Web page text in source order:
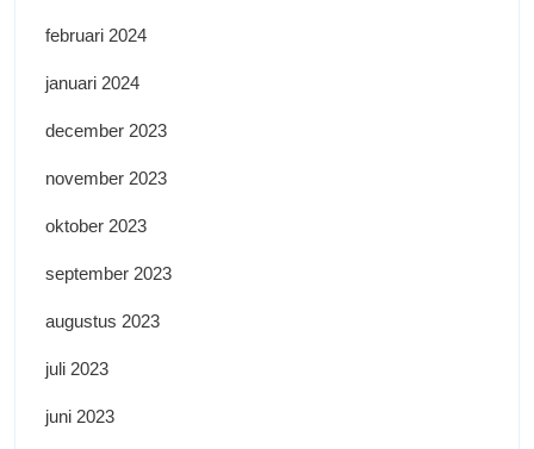
februari 2024
januari 2024
december 2023
november 2023
oktober 2023
september 2023
augustus 2023
juli 2023
juni 2023